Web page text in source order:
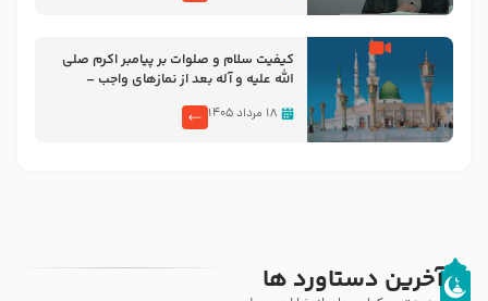
کیفیت سلام و صلوات بر پیامبر اکرم صلی
الله علیه و آله بعد از نمازهای واجب –
۱۸ مرداد ۱۴۰۵
آخرین دستاورد ها